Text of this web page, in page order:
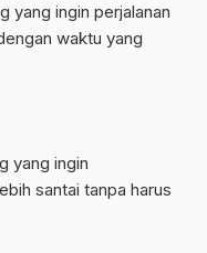
yang ingin perjalanan
waktu yang
yang ingin
santai tanpa harus